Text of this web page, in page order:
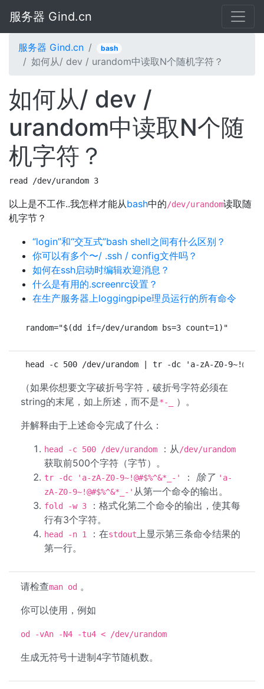
服务器 Gind.cn
服务器 Gind.cn bash
如何从/ dev / urandom中读取N个随机字符？
如何从/ dev /
urandom中读取N个随
机字符？
read /dev/urandom 3
以上是不工作..我怎样才能从bash中的/dev/urandom读取随
机字节？
“login”和“交互式”bash shell之间有什么区别？
你可以有多个〜/ .ssh / config文件吗？
如何在ssh启动时编辑欢迎消息？
什么是有用的.screenrc设置？
在生产服务器上loggingpipe理员运行的所有命令
random="$(dd if=/dev/urandom bs=3 count=1)"
head -c 500 /dev/urandom | tr -dc 'a-zA-Z0-
（如果你想要文字破折号字符，破折号字符必须在
string的末尾，如上所述，而不是*-_
）。
并解释由于上述命令完成了什么：
head -c 500 /dev/urandom ：从/dev/urandom
获取前500个字符（字节）。
tr -dc 'a-zA-Z0-9~!@#$%^&*_-' ： 除了 'a-
zA-Z0-9~!@#$%^&*_-' 从第一个命令的输出。
fold -w 3
：格式化第二个命令的输出，使其每
行有3个字符。
head -n 1 ：在stdout上显示第三条命令结果的
第一行。
请检查man od 。
你可以使用，例如
od -vAn -N4 -tu4 < /dev/urandom
生成无符号十进制4字节随机数。